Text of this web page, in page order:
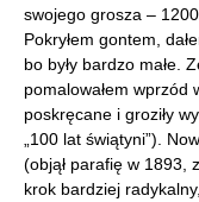
swojego grosza – 1200
Pokryłem gontem,
bo były bardzo małe.
pomalowałem wprzód
poskręcane i groziły
„100 lat świątyni”).
(objął parafię w 1893,
krok bardziej